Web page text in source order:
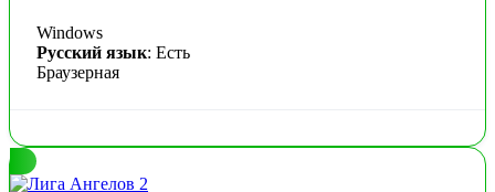
Windows
Русский язык: Есть
Браузерная